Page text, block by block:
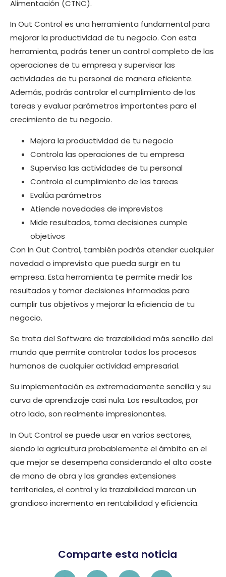
Alimentación (CTNC).
In Out Control es una herramienta fundamental para
mejorar la productividad de tu negocio. Con esta
herramienta, podrás tener un control completo de las
operaciones de tu empresa y supervisar las
actividades de tu personal de manera eficiente.
Además, podrás controlar el cumplimiento de las
tareas y evaluar parámetros importantes para el
crecimiento de tu negocio.
Mejora la productividad de tu negocio
Controla las operaciones de tu empresa
Supervisa las actividades de tu personal
Controla el cumplimiento de las tareas
Evalúa parámetros
Atiende novedades de imprevistos
Mide resultados, toma decisiones cumple
objetivos
Con In Out Control, también podrás atender cualquier
novedad o imprevisto que pueda surgir en tu
empresa. Esta herramienta te permite medir los
resultados y tomar decisiones informadas para
cumplir tus objetivos y mejorar la eficiencia de tu
negocio.
Se trata del Software de trazabilidad más sencillo del
mundo que permite controlar todos los procesos
humanos de cualquier actividad empresarial.
Su implementación es extremadamente sencilla y su
curva de aprendizaje casi nula. Los resultados, por
otro lado, son realmente impresionantes.
In Out Control se puede usar en varios sectores,
siendo la agricultura probablemente el ámbito en el
que mejor se desempeña considerando el alto coste
de mano de obra y las grandes extensiones
territoriales, el control y la trazabilidad marcan un
grandioso incremento en rentabilidad y eficiencia.
Comparte esta noticia